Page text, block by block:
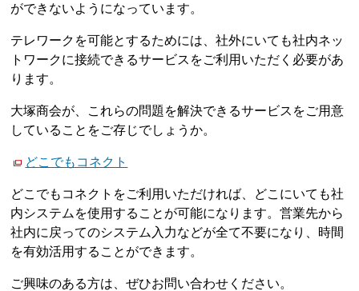
ができないようになっています。
テレワークを可能とするためには、社外にいても社内ネッ
トワークに接続できるサービスをご利用いただく必要があ
ります。
大塚商会が、これらの問題を解決できるサービスをご用意
していることをご存じでしょうか。
どこでもコネクト
どこでもコネクトをご利用いただければ、どこにいても社
内システムを使用することが可能になります。営業先から
社内に戻ってのシステム入力などが全て不要になり、時間
を有効活用することができます。
ご興味のある方は、ぜひお問い合わせください。